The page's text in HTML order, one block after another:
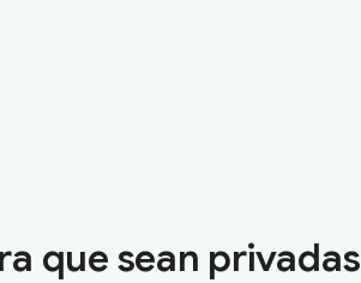
que sean privadas